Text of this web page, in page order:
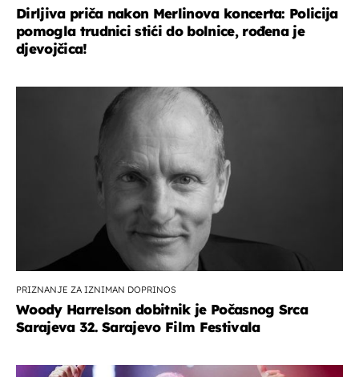
Dirljiva priča nakon Merlinova koncerta: Policija
pomogla trudnici stići do bolnice, rođena je
djevojčica!
PRIZNANJE ZA IZNIMAN DOPRINOS
Woody Harrelson dobitnik je Počasnog Srca
Sarajeva 32. Sarajevo Film Festivala